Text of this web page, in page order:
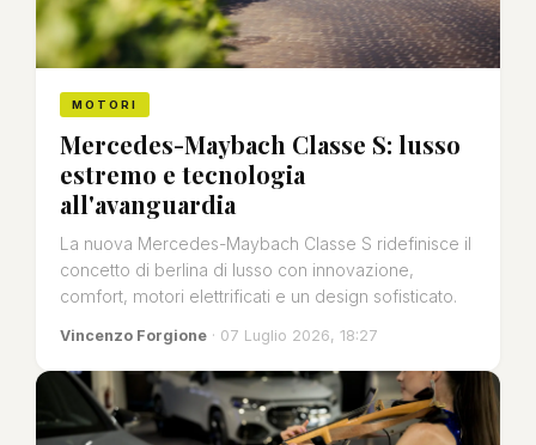
MOTORI
Mercedes-Maybach Classe S: lusso
estremo e tecnologia
all'avanguardia
La nuova Mercedes-Maybach Classe S ridefinisce il
concetto di berlina di lusso con innovazione,
comfort, motori elettrificati e un design sofisticato.
Vincenzo Forgione · 07 Luglio 2026, 18:27